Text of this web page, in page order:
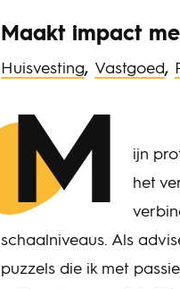
Maakt impact
Huisvesting, Vastgoed,
M
ijn
het
schaalniveaus. Als
puzzels die ik met